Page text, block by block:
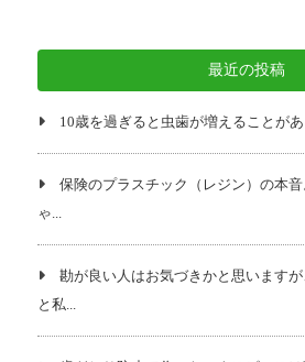
最近の投稿
10歳を過ぎると虫歯が増えることが
保険のプラスチック（レジン）の本
ゃ...
勘が良い人はお気づきかと思います
と私...